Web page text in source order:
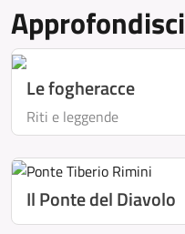
Approfondisci
Le fogheracce
Riti e leggende
Il Ponte del Diavolo